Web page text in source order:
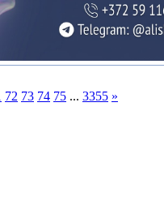
72 73 74 75 ... 3355 »